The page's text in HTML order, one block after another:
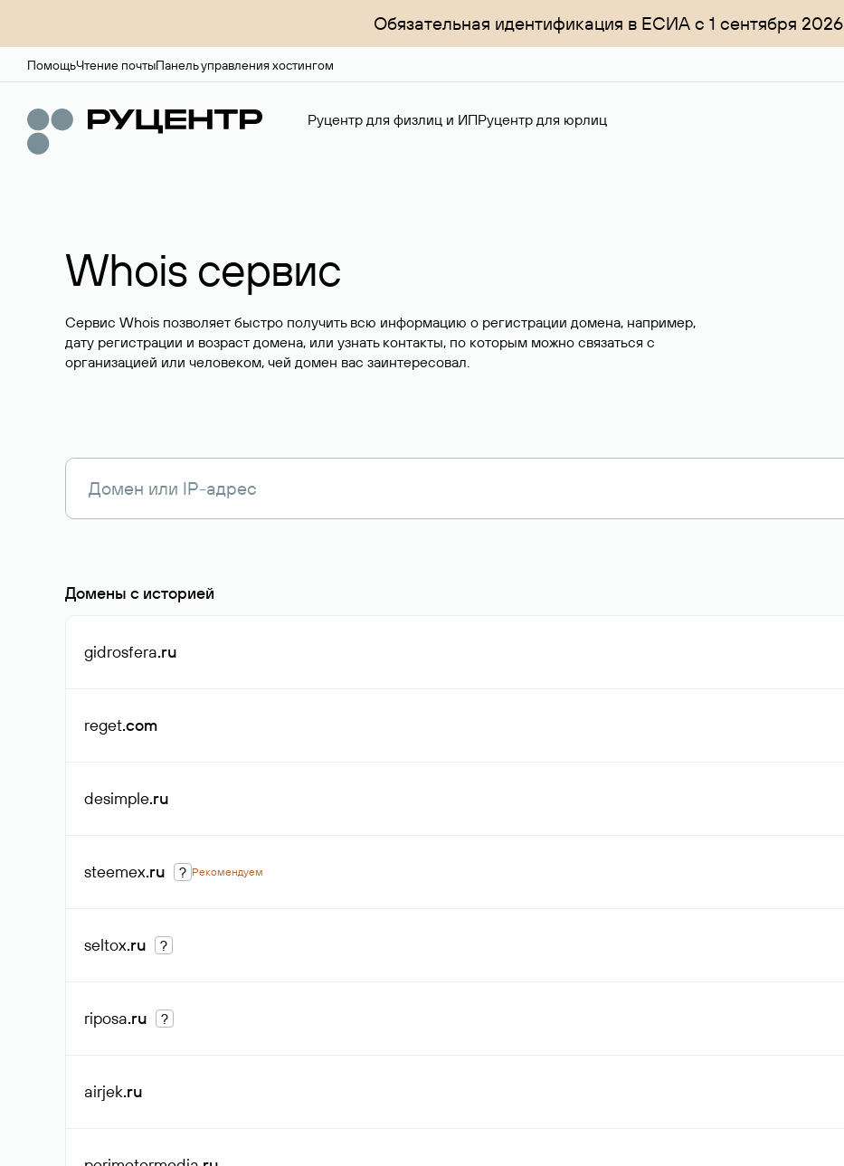
Обязательная идентификация в ЕСИА с 1 сентября 2026
ПомощьЧтение почтыПанель управления хостингом
Руцентр для физлиц и ИПРуцентр для юрлиц
Whois сервис
Сервис Whois позволяет быстро получить всю информацию о регистрации домена, например,
дату регистрации и возраст домена, или узнать контакты, по которым можно связаться с
организацией или человеком, чей домен вас заинтересовал.
Домены с историей
gidrosfera.ru
reget.com
desimple.ru
steemex.ru ? Рекомендуем
seltox.ru ?
riposa.ru ?
airjek.ru